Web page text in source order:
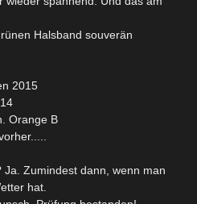
Halsband souverän
2015
Orange B
Ja. Zumindest dann, wenn man
hat.